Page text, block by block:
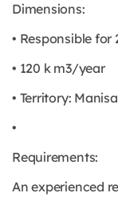
Dimensions:
• Responsible for
• 120 k m3/year
• Territory: Manisa
•
Requirements:
An experienced